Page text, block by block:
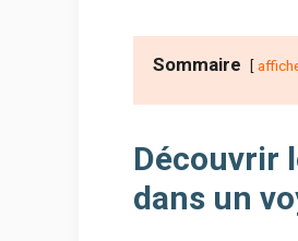
Sommaire
Découvrir
dans un